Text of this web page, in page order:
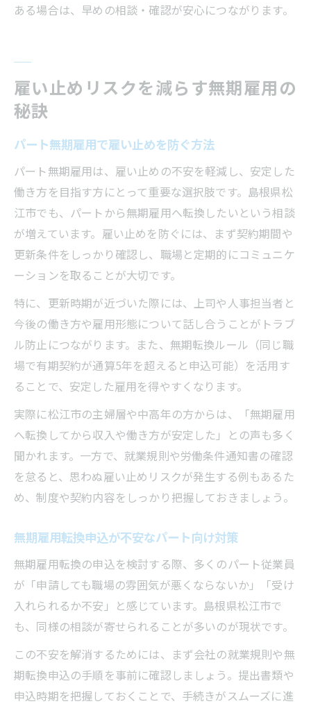
ある場合は、早めの相談・確認が安心につながります。
雇い止めリスクを減らす無期雇用の
秘訣
パート無期雇用で雇い止めを防ぐ方法
パート無期雇用は、雇い止めの不安を軽減し、安定した
働き方を目指す方にとって重要な選択肢です。島根県松
江市でも、パートから無期雇用へ転換したいという相談
が増えています。雇い止めを防ぐには、まず契約期間や
更新条件をしっかり確認し、職場と定期的にコミュニケ
ーションを取ることが大切です。
特に、更新時期が近づいた際には、上司や人事担当者と
今後の働き方や雇用形態について話し合うことがトラブ
ル防止につながります。また、無期転換ルール（同じ職
場で有期契約が通算5年を超えると申込可能）を活用す
ることで、安定した雇用を得やすくなります。
実際に松江市の主婦層や中高年の方からは、「無期雇用
へ転換してから収入や働き方が安定した」との声も多く
聞かれます。一方で、就業規則や労働条件通知書の確認
を怠ると、思わぬ雇い止めリスクが発生する例もあるた
め、制度や契約内容をしっかり把握しておきましょう。
無期雇用転換申込が不安なパート向け対策
無期雇用転換の申込を検討する際、多くのパート従業員
が「申請しても職場の雰囲気が悪くならないか」「受け
入れられるか不安」と感じています。島根県松江市で
も、同様の相談が寄せられることが多いのが現状です。
この不安を解消するためには、まず会社の就業規則や無
期転換申込の手順を事前に確認しましょう。提出書類や
申込時期を把握しておくことで、手続きがスムーズに進